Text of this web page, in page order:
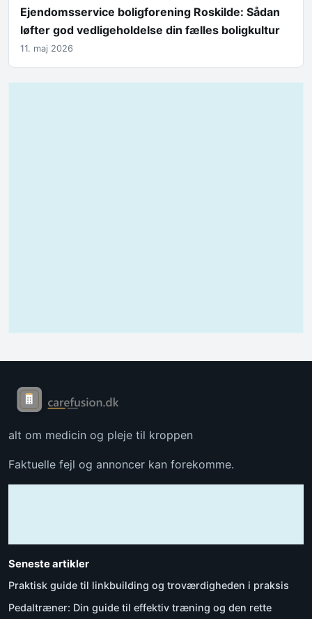
Ejendomsservice boligforening Roskilde: Sådan
løfter god vedligeholdelse din fælles boligkultur
11. maj 2026
alt om medicin og pleje til kroppen
Faktuelle fejl og annoncer kan forekomme.
Seneste artikler
Praktisk guide til linkbuilding og troværdigheden i praksis
Pedaltræner: Din guide til effektiv træning og den rette